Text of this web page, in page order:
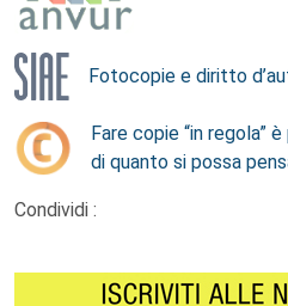
Fotocopie e diritto
Fare copie “in regola”
di quanto si possa
Condividi :